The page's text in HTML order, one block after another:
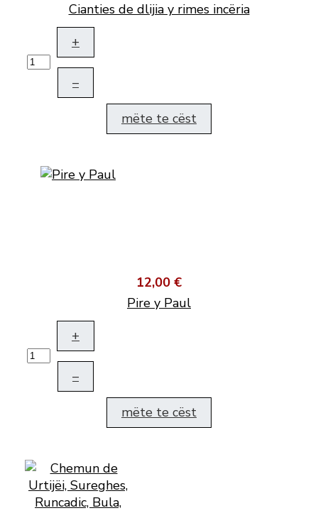
Cianties de dlijia y rimes incëria
+
–
mëte te cëst
12,00 €
Pire y Paul
+
–
mëte te cëst